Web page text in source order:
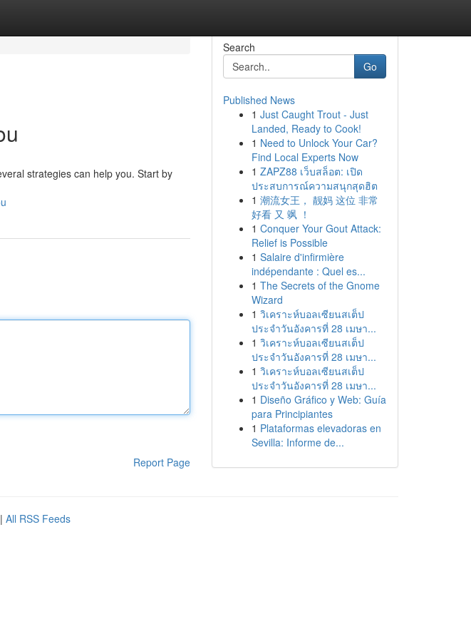
strategies can help you. Start by
Report Page
Search
Go
Published News
1 Just Caught Trout - Just
Landed, Ready to Cook!
1 Need to Unlock Your Car?
Find Local Experts Now
1 ZAPZ88 เว็บสล็อต: เปิด
ประสบการณ์ความสนุกสุดฮิต
1 潮流女王， 靓妈 这位 非常
好看 又 飒 ！
1 Conquer Your Gout Attack:
Relief is Possible
1 Salaire d'infirmière
indépendante : Quel es...
1 The Secrets of the Gnome
Wizard
1 วิเคราะห์บอลเซียนสเต็ป
ประจำวันอังคารที่ 28 เมษา...
1 วิเคราะห์บอลเซียนสเต็ป
ประจำวันอังคารที่ 28 เมษา...
1 วิเคราะห์บอลเซียนสเต็ป
ประจำวันอังคารที่ 28 เมษา...
1 Diseño Gráfico y Web: Guía
para Principiantes
1 Plataformas elevadoras en
Sevilla: Informe de...
| All RSS Feeds